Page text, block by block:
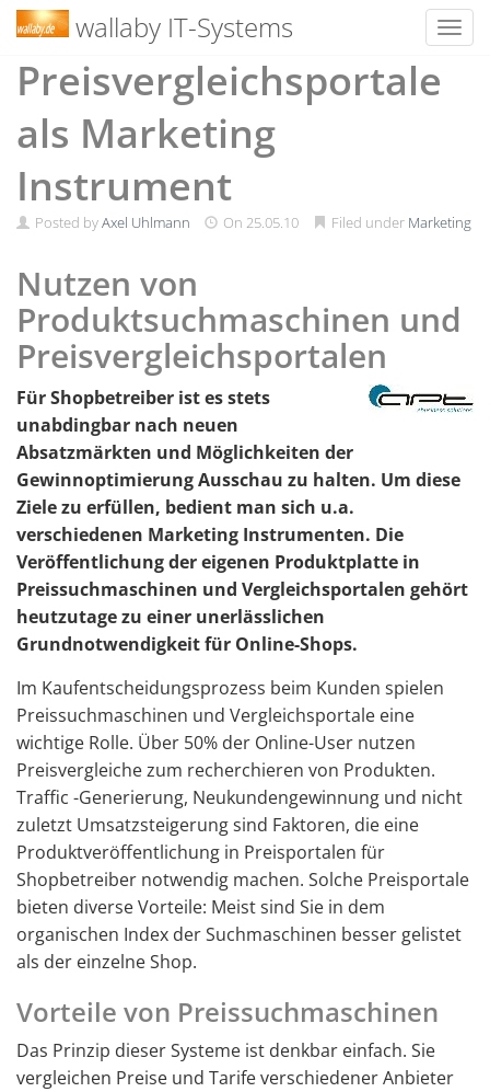
Skip
wallaby IT-Systems
Preisvergleichsportale
als Marketing
Instrument
Posted byAxel Uhlmann On 25.05.10 Filed under Marketing
Nutzen von
Produktsuchmaschinen und
Preisvergleichsportalen
Für Shopbetreiber ist es stets
unabdingbar nach neuen
Absatzmärkten und Möglichkeiten der
Gewinnoptimierung Ausschau zu halten. Um diese
Ziele zu erfüllen, bedient man sich u.a.
verschiedenen Marketing Instrumenten. Die
Veröffentlichung der eigenen Produktplatte in
Preissuchmaschinen und Vergleichsportalen gehört
heutzutage zu einer unerlässlichen
Grundnotwendigkeit für Online-Shops.
Im Kaufentscheidungsprozess beim Kunden spielen
Preissuchmaschinen und Vergleichsportale eine
wichtige Rolle. Über 50% der Online-User nutzen
Preisvergleiche zum recherchieren von Produkten.
Traffic -Generierung, Neukundengewinnung und nicht
zuletzt Umsatzsteigerung sind Faktoren, die eine
Produktveröffentlichung in Preisportalen für
Shopbetreiber notwendig machen. Solche Preisportale
bieten diverse Vorteile: Meist sind Sie in dem
organischen Index der Suchmaschinen besser gelistet
als der einzelne Shop.
Vorteile von Preissuchmaschinen
Das Prinzip dieser Systeme ist denkbar einfach. Sie
vergleichen Preise und Tarife verschiedener Anbieter